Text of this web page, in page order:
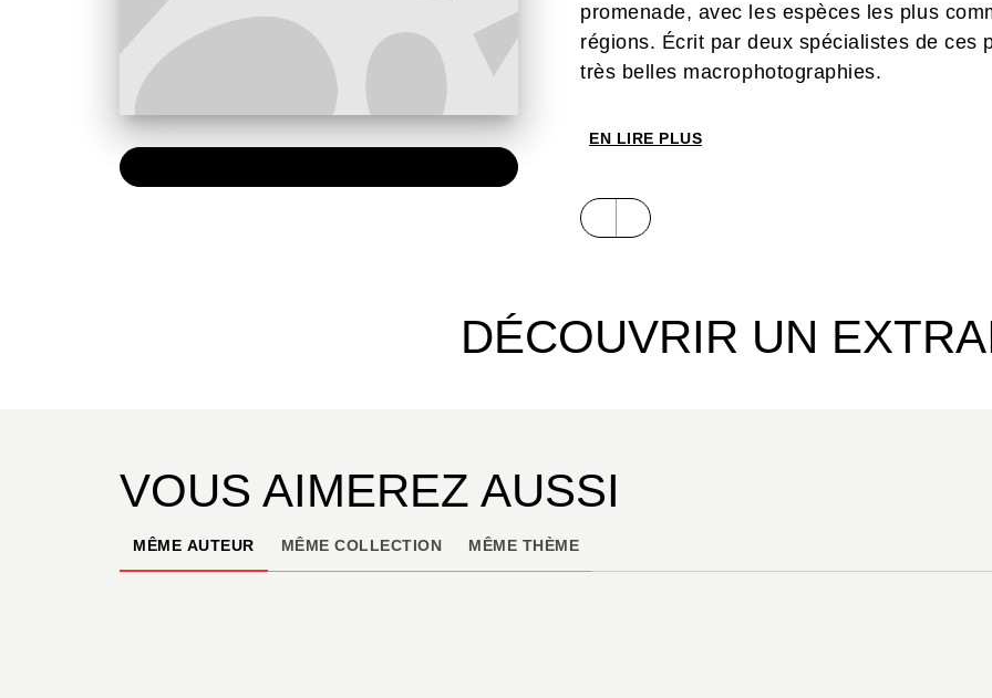
promenade, avec les espèces les plus
régions. Écrit par deux spécialistes de ces
très belles macrophotographies.
EN LIRE PLUS
DÉCOUVRIR UN
VOUS AIMEREZ AUSSI
MÊME AUTEUR MÊME COLLECTION MÊME THÈME